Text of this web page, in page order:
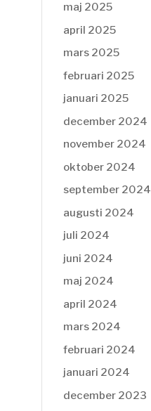
maj 2025
april 2025
mars 2025
februari 2025
januari 2025
december 2024
november 2024
oktober 2024
september 2024
augusti 2024
juli 2024
juni 2024
maj 2024
april 2024
mars 2024
februari 2024
januari 2024
december 2023